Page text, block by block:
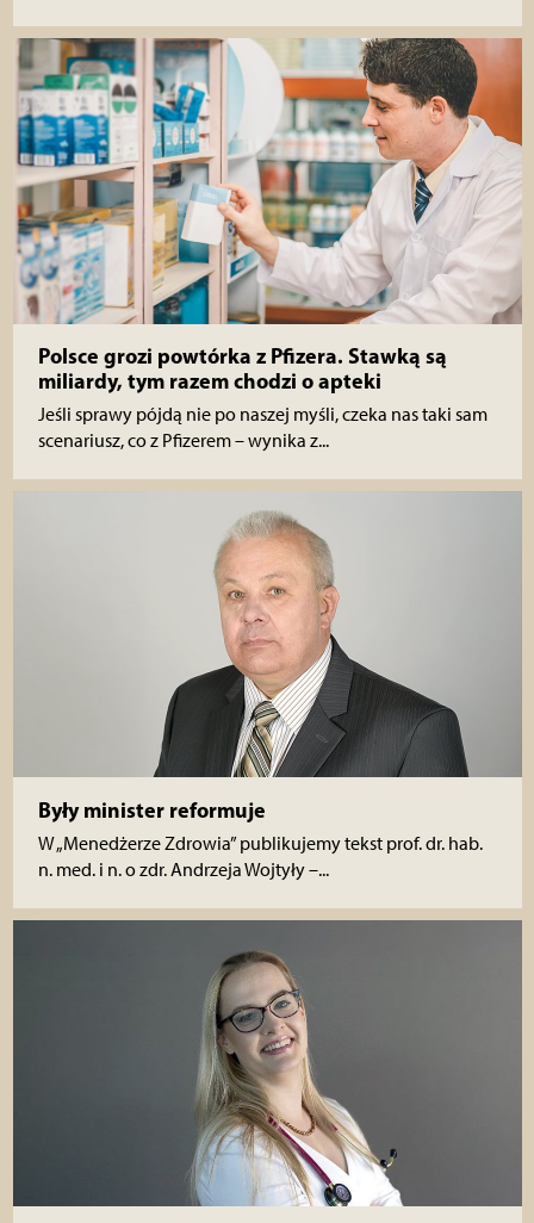
Polsce grozi powtórka z Pfizera. Stawką są
miliardy, tym razem chodzi o apteki
Jeśli sprawy pójdą nie po naszej myśli, czeka nas taki sam
scenariusz, co z Pfizerem – wynika z...
Były minister reformuje
W „Menedżerze Zdrowia” publikujemy tekst prof. dr. hab.
n. med. i n. o zdr. Andrzeja Wojtyły –...